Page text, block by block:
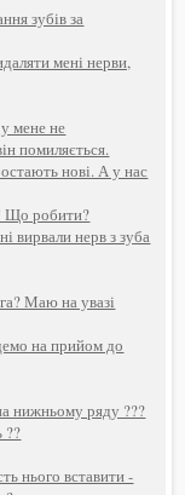
зубів за
мені нерви,
мене не
помиляється.
нові. А у нас
Що робити?
вирвали нерв з зуба
Маю на увазі
на прийом до
нижньому ряду ???
??
нього вставити -